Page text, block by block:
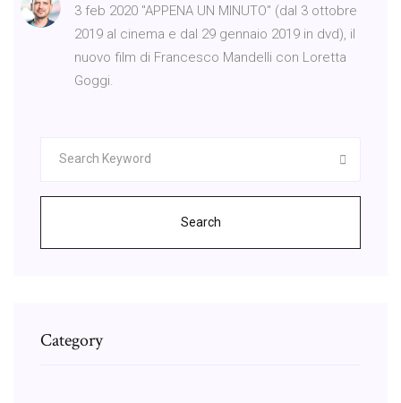
3 feb 2020 "APPENA UN MINUTO" (dal 3 ottobre
2019 al cinema e dal 29 gennaio 2019 in dvd), il
nuovo film di Francesco Mandelli con Loretta
Goggi.
Search
Category